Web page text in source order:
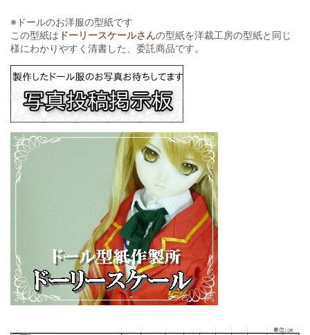
※ドールのお洋服の型紙です
この型紙は ドーリースケールさんの型紙を洋裁工房の型紙と同じ
様にわかりやすく清書した、委託商品です。